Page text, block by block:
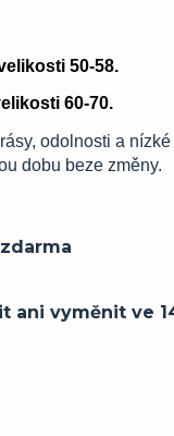
50-58.
60-70.
odolnosti a
dobu beze změny.
ani vyměnit ve